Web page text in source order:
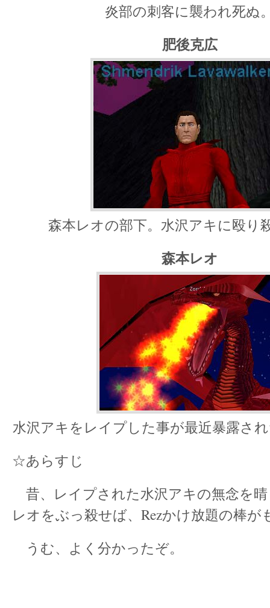
炎部の刺客に襲われ死ぬ
肥後克広
森本レオの部下。水沢アキに殴り
森本レオ
水沢アキをレイプした事が最近暴露さ
☆あらすじ
昔、レイプされた水沢アキの無念を
レオをぶっ殺せば、Rezかけ放題の棒が
うむ、よく分かったぞ。